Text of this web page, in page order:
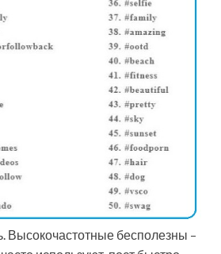
Высокочастотные бесполезны –